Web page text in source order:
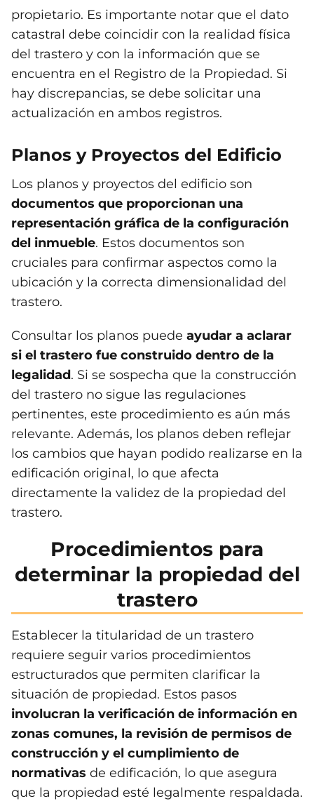
propietario. Es importante notar que el dato
catastral debe coincidir con la realidad física
del trastero y con la información que se
encuentra en el Registro de la Propiedad. Si
hay discrepancias, se debe solicitar una
actualización en ambos registros.
Planos y Proyectos del Edificio
Los planos y proyectos del edificio son
documentos que proporcionan una
representación gráfica de la configuración
del inmueble. Estos documentos son
cruciales para confirmar aspectos como la
ubicación y la correcta dimensionalidad del
trastero.
Consultar los planos puede ayudar a aclarar
si el trastero fue construido dentro de la
legalidad. Si se sospecha que la construcción
del trastero no sigue las regulaciones
pertinentes, este procedimiento es aún más
relevante. Además, los planos deben reflejar
los cambios que hayan podido realizarse en la
edificación original, lo que afecta
directamente la validez de la propiedad del
trastero.
Procedimientos para
determinar la propiedad del
trastero
Establecer la titularidad de un trastero
requiere seguir varios procedimientos
estructurados que permiten clarificar la
situación de propiedad. Estos pasos
involucran la verificación de información en
zonas comunes, la revisión de permisos de
construcción y el cumplimiento de
normativas de edificación, lo que asegura
que la propiedad esté legalmente respaldada.